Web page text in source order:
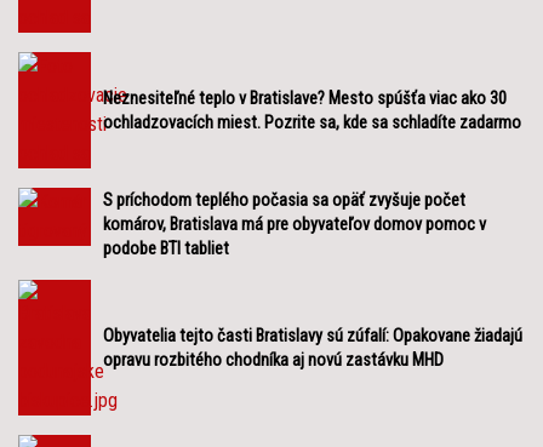
Neznesiteľné teplo v Bratislave? Mesto spúšťa viac ako 30
ochladzovacích miest. Pozrite sa, kde sa schladíte zadarmo
S príchodom teplého počasia sa opäť zvyšuje počet
komárov, Bratislava má pre obyvateľov domov pomoc v
podobe BTI tabliet
Obyvatelia tejto časti Bratislavy sú zúfalí: Opakovane žiadajú
opravu rozbitého chodníka aj novú zastávku MHD